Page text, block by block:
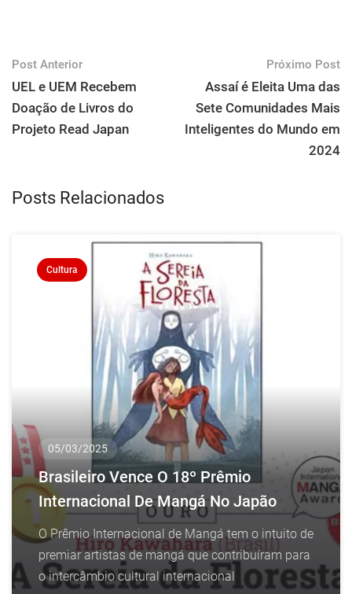
Post Anterior
UEL e UEM Recebem
Doação de Livros do
Projeto Read Japan
Próximo Post
Assaí é Eleita Uma das
Sete Comunidades Mais
Inteligentes do Mundo em
2024
Posts Relacionados
Cultura
05/03/2025
Brasileiro Vence O 18º Prêmio
Internacional De Mangá No Japão
O Prêmio Internacional de Mangá tem o intuito de
premiar artistas de mangá que contribuíram para
o intercâmbio cultural internacional